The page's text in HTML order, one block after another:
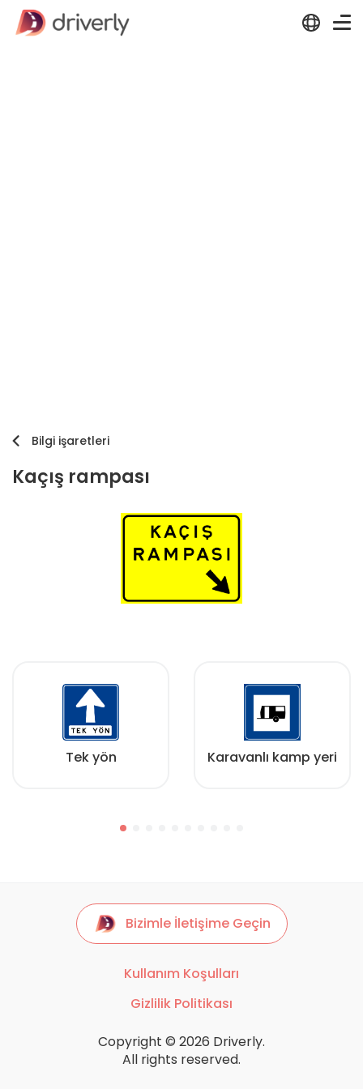
Bilgi işaretleri
Kaçış rampası
Tek yön Karavanlı kamp yeri
Bizimle İletişime Geçin
Kullanım Koşulları
Gizlilik Politikası
Copyright © 2026 Driverly.
All rights reserved.